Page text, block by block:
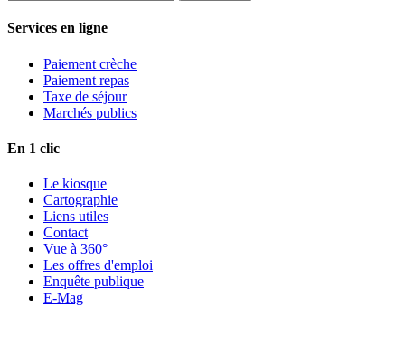
Services en ligne
Paiement crèche
Paiement repas
Taxe de séjour
Marchés publics
En 1 clic
Le kiosque
Cartographie
Liens utiles
Contact
Vue à 360°
Les offres d'emploi
Enquête publique
E-Mag